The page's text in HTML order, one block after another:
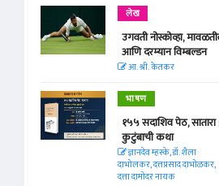
लेख
उगवती नोस्कोव्हा,
आणि दरम्यान विम्बल्डन
आ. श्री. केतकर
भाषण
१५५ सदाशिव पेठ,
कुटुंबाची कथा
ज्ञानदेव म्हस्के, डॉ. शैला
दाभोलकर, दत्तप्रसाद दाभोळकर,
दत्ता दामोदर नायक